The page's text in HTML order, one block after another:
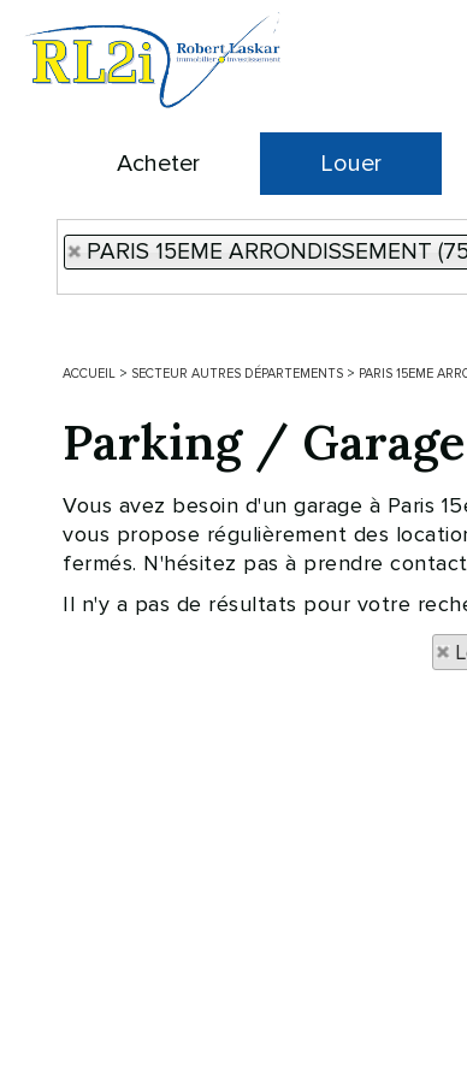
Acheter Louer
PARIS 15EME ARRONDISSEMENT
ACCUEIL > SECTEUR AUTRES DÉPARTEMENTS > PARIS 15EME
Parking / Garage
Vous avez besoin d'un garage à Paris
vous propose régulièrement des
fermés. N'hésitez pas à prendre
Il n'y a pas de résultats pour votre